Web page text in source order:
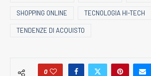
SHOPPING ONLINE TECNOLOGIA HI-TECH
TENDENZE DI ACQUISTO
0